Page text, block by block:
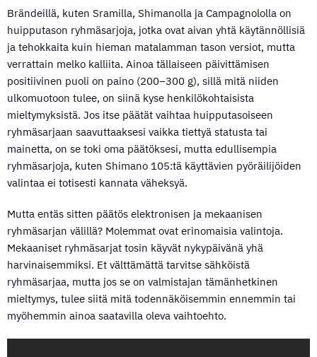
Brändeillä, kuten Sramilla, Shimanolla ja Campagnololla on
huipputason ryhmäsarjoja, jotka ovat aivan yhtä käytännöllisiä
ja tehokkaita kuin hieman matalamman tason versiot, mutta
verrattain melko kalliita. Ainoa tällaiseen päivittämisen
positiivinen puoli on paino (200–300 g), sillä mitä niiden
ulkomuotoon tulee, on siinä kyse henkilökohtaisista
mieltymyksistä. Jos itse päätät vaihtaa huipputasoiseen
ryhmäsarjaan saavuttaaksesi vaikka tiettyä statusta tai
mainetta, on se toki oma päätöksesi, mutta edullisempia
ryhmäsarjoja, kuten Shimano 105:tä käyttävien pyöräilijöiden
valintaa ei totisesti kannata väheksyä.
Mutta entäs sitten päätös elektronisen ja mekaanisen
ryhmäsarjan välillä? Molemmat ovat erinomaisia valintoja.
Mekaaniset ryhmäsarjat tosin käyvät nykypäivänä yhä
harvinaisemmiksi. Et välttämättä tarvitse sähköistä
ryhmäsarjaa, mutta jos se on valmistajan tämänhetkinen
mieltymys, tulee siitä mitä todennäköisemmin ennemmin tai
myöhemmin ainoa saatavilla oleva vaihtoehto.